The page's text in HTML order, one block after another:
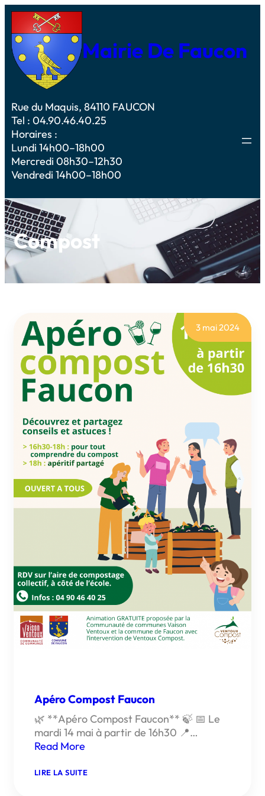
Mairie De Faucon
Rue du Maquis, 84110 FAUCON
Tel : 04.90.46.40.25
Horaires :
Lundi 14h00–18h00
Mercredi 08h30–12h30
Vendredi 14h00–18h00
Compost
3 mai 2024
Apéro Compost Faucon
🌿 **Apéro Compost Faucon** 🍃 📅 Le
mardi 14 mai à partir de 16h30 📍…
Read More
LIRE LA SUITE: